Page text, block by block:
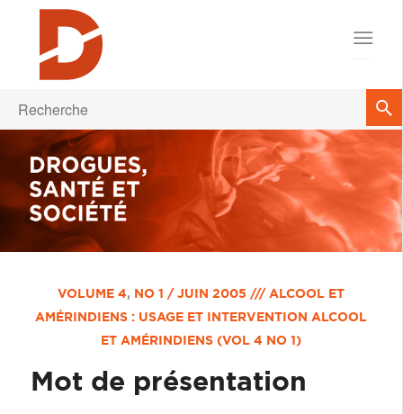
VOLUME 4, NO 1 / JUIN 2005 /// ALCOOL ET
AMÉRINDIENS : USAGE ET INTERVENTION ALCOOL
ET AMÉRINDIENS (VOL 4 NO 1)
Mot de présentation